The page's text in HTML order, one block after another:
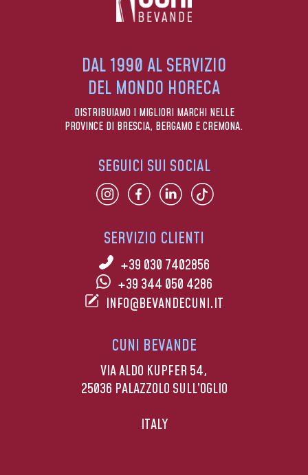
DAL 1990 AL SERVIZIO
DEL MONDO HORECA
DISTRIBUIAMO I MIGLIORI MARCHI NELLE
PROVINCE DI BRESCIA, BERGAMO E CREMONA.
SERVIZIO CLIENTI
+39 030 7402856
+39 344 050 4286
INFO@BEVANDECUNI.IT
CUNI BEVANDE
VIA ALDO KUPFER 54,
25036 PALAZZOLO SULL’OGLIO
ITALY
SEGUICI SUI SOCIAL